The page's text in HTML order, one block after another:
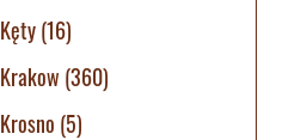
Kęty(16)
Krakow (360)
Krosno (5)